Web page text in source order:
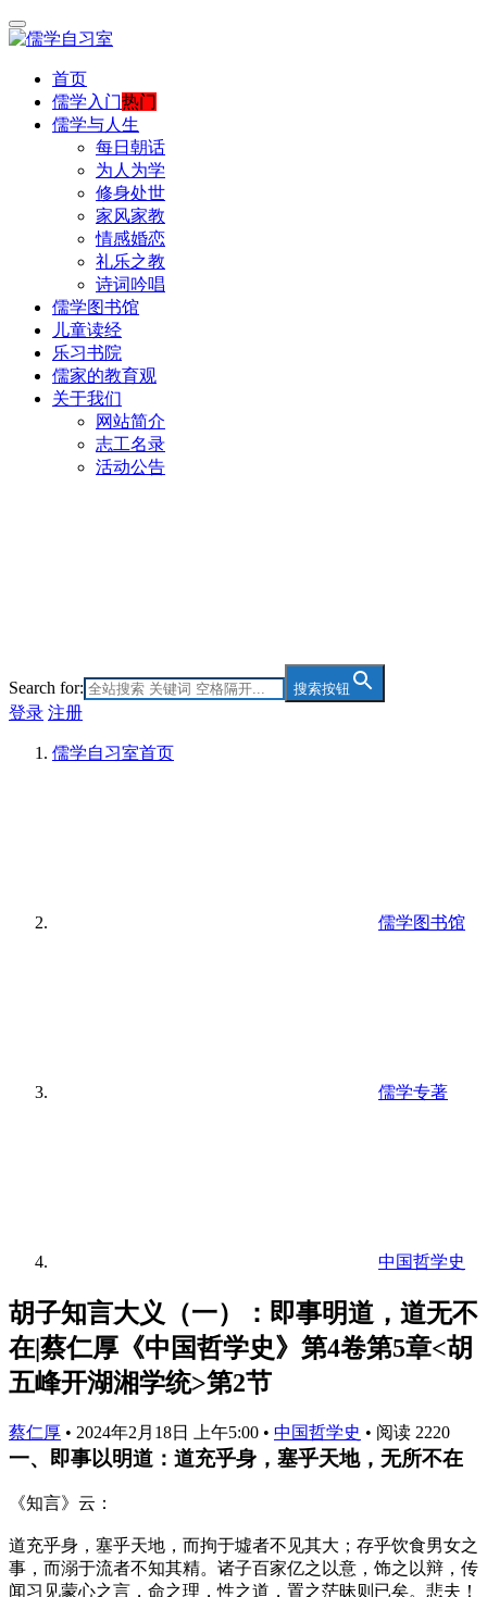
首页
儒学入门热门
儒学与人生
每日朝话
为人为学
修身处世
家风家教
情感婚恋
礼乐之教
诗词吟唱
儒学图书馆
儿童读经
乐习书院
儒家的教育观
关于我们
网站简介
志工名录
活动公告
Search for: 搜索按钮
登录 注册
儒学自习室首页
儒学图书馆
儒学专著
中国哲学史
胡子知言大义（一）：即事明道，道无不
在|蔡仁厚《中国哲学史》第4卷第5章<胡
五峰开湖湘学统>第2节
蔡仁厚 • 2024年2月18日 上午5:00 • 中国哲学史 • 阅读 2220
一、即事以明道：道充乎身，塞乎天地，无所不在
《知言》云：
道充乎身，塞乎天地，而拘于墟者不见其大；存乎饮食男女之
事，而溺于流者不知其精。诸子百家亿之以意，饰之以辩，传
闻习见蒙心之言，命之理，性之道，置之茫昧则已矣。悲夫！